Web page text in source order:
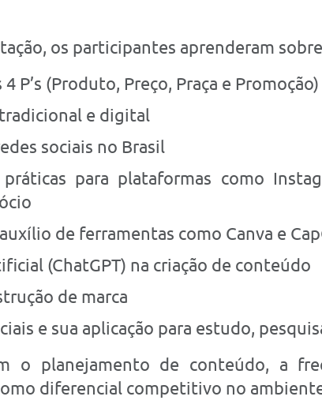
os participantes aprenderam
P’s (Produto, Preço, Praça e Promoção)
e digital
sociais no Brasil
para plataformas como
de ferramentas como Canva e
(ChatGPT) na criação de conteúdo
de marca
e sua aplicação para estudo,
o planejamento de conteúdo, a
diferencial competitivo no